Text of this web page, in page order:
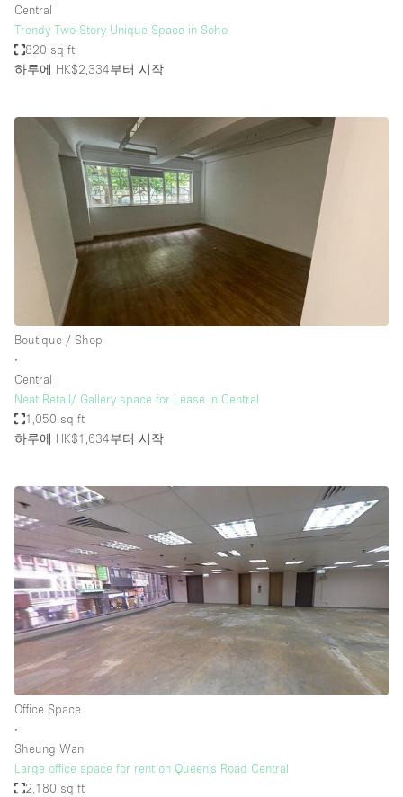
Central
Trendy Two-Story Unique Space in Soho
820 sq ft
하루에 HK$2,334부터 시작
Boutique / Shop
∙
Central
Neat Retail/ Gallery space for Lease in Central
1,050 sq ft
하루에 HK$1,634부터 시작
Office Space
∙
Sheung Wan
Large office space for rent on Queen's Road Central
2,180 sq ft